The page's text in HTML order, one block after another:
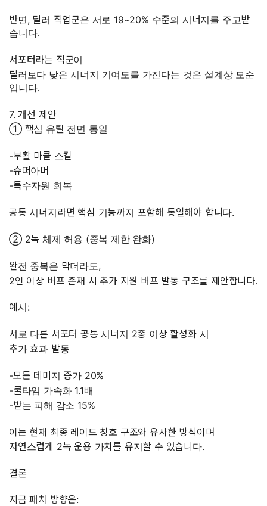
반면, 딜러 직업군은 서로 19~20% 수준의 시너지를 주고받
습니다.
서포터라는 직군이
딜러보다 낮은 시너지 기여도를 가진다는 것은 설계상 모순
입니다.
7. 개선 제안
① 핵심 유틸 전면 통일
-부활 마클 스킬
-슈퍼아머
-특수자원 회복
공통 시너지라면 핵심 기능까지 포함해 통일해야 합니다.
② 2녹 체제 허용 (중복 제한 완화)
완전 중복은 막더라도,
2인 이상 버프 존재 시 추가 지원 버프 발동 구조를 제안합니다.
예시:
서로 다른 서포터 공통 시너지 2종 이상 활성화 시
추가 효과 발동
-모든 데미지 증가 20%
-쿨타임 가속화 1.1배
-받는 피해 감소 15%
이는 현재 최종 레이드 칭호 구조와 유사한 방식이며
자연스럽게 2녹 운용 가치를 유지할 수 있습니다.
결론
지금 패치 방향은: